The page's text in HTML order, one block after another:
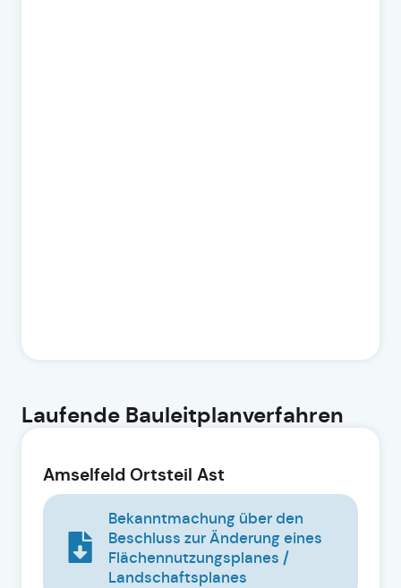
Laufende Bauleitplanverfahren
Amselfeld Ortsteil Ast
Bekanntmachung über den
Beschluss zur Änderung eines
Flächennutzungsplanes /
Landschaftsplanes